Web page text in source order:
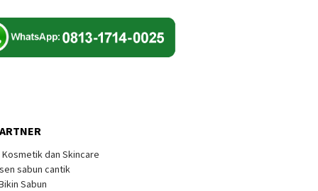
Kosmetik dan Skincare
sabun cantik
Sabun